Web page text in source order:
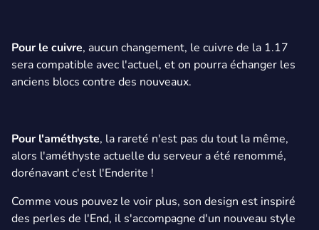
Pour le cuivre, aucun changement, le cuivre de la 1.17
sera compatible avec l'actuel, et on pourra échanger les
anciens blocs contre des nouveaux.
Pour l'améthyste, la rareté n'est pas du tout la même,
alors l'améthyste actuelle du serveur a été renommé,
dorénavant c'est l'Enderite !
Comme vous pouvez le voir plus, son design est inspiré
des perles de l'End, il s'accompagne d'un nouveau style